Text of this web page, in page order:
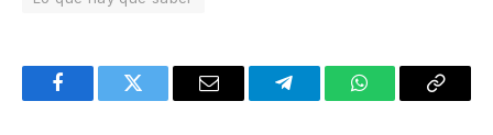
FacebookTwitter Email TelegramWhatsAppCopy